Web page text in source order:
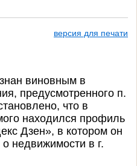
версия для печати
виновным в
предусмотренного п.
что в
находился профиль
Дзен», в котором он
недвижимости в г.